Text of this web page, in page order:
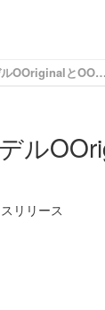
サイト 【OOFOS®︎】人気モデルOOriginalとOOahhの新色が登場
ル
リリース